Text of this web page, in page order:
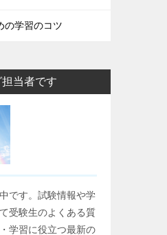
の学習のコツ
当者です
です。試験情報や学
受験生のよくある質
学習に役立つ最新の